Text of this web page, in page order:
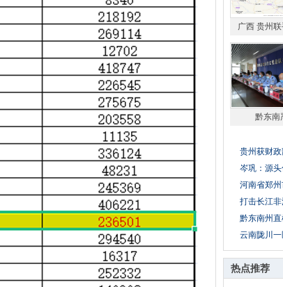
广西 贵州
黔东南
贵州获财
岑巩：源
河南省郑
打击长江
黔东南州直
云南陇川
热点推荐